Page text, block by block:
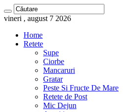
vineri , august 7 2026
Home
Retete
Supe
Ciorbe
Mancaruri
Gratar
Peste Si Fructe De Mare
Retete de Post
Mic Dejun